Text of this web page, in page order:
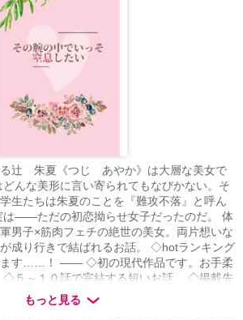
会いたかった。俺は、――凛子さんとシた
、抱かれたくないですか？」 これまでずっ
彼には秘密の顔があった。彼は、凛子の推
第18回らぶドロップス恋愛小説コンテスト
る辻 朱夏《つじ あやか》は大層な美女で
んな美形に言い寄られてもなびかない。そ
生たちは朱夏のことを『難攻不落』と呼ん
は――ただの初恋拗らせ女子だったのだ。 体
男子×筋肉フェチの絶世の美女。両片想いな
成り行きで結ばれるお話。 ◇hotランキング
ます……！ ―― ◇初の現代作品です。お手柔
◇５～１０話で完結する短いお話。 ◇掲載先
、アルファポリス、エブリスタ
もっと見る